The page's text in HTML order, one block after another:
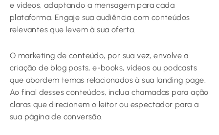
e vídeos, adaptando a mensagem para cada
plataforma. Engaje sua audiência com conteúdos
relevantes que levem à sua oferta.
O marketing de conteúdo, por sua vez, envolve a
criação de blog posts, e-books, vídeos ou podcasts
que abordem temas relacionados à sua landing page.
Ao final desses conteúdos, inclua chamadas para ação
claras que direcionem o leitor ou espectador para a
sua página de conversão.